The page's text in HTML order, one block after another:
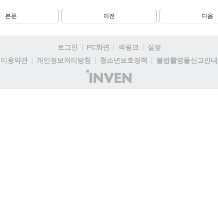
본문 이전 다음
로그인 PC화면 퀵링크
설정
이용약관
개인정보처리방침 청소년보호정책
불법촬영물신고안내
(주)
인